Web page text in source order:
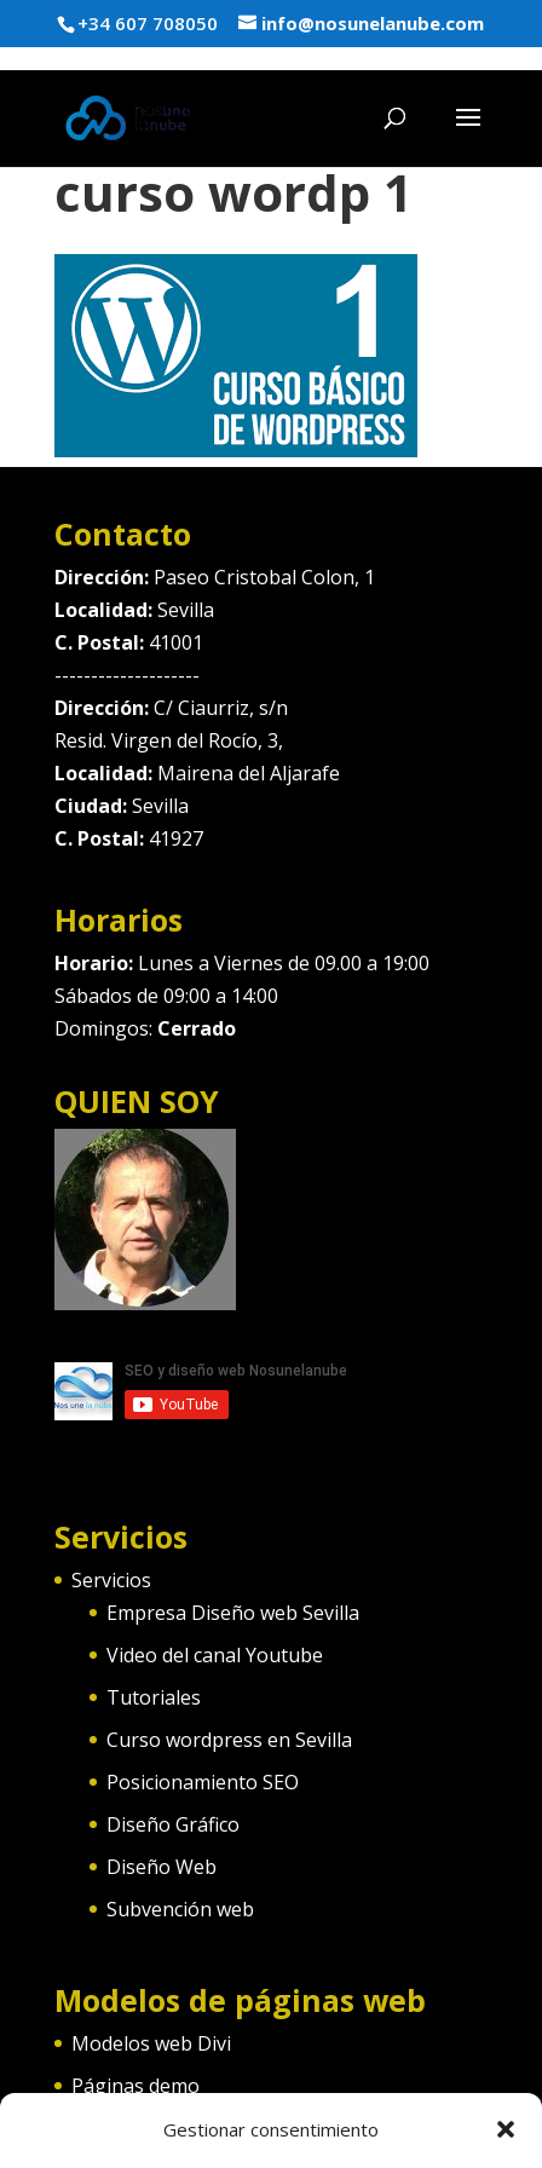
Gestionar consentimiento
+34 607 708050 info@nosunelanube.com
curso wordp 1
Contacto
Dirección: Paseo Cristobal Colon, 1
Localidad:Sevilla
C. Postal:41001
--------------------
Dirección:C/ Ciaurriz, s/n
Resid. Virgen del Rocío, 3,
Localidad:Mairena del Aljarafe
Ciudad:Sevilla
C. Postal:41927
Horarios
Horario:Lunes a Viernes de 09.00 a 19:00
Sábados de 09:00 a 14:00
Domingos: Cerrado
QUIEN SOY
Servicios
Servicios
Empresa Diseño web Sevilla
Video del canal Youtube
Tutoriales
Curso wordpress en Sevilla
Posicionamiento SEO
Diseño Gráfico
Diseño Web
Subvención web
Modelos de páginas web
Modelos web Divi
Páginas demo
Web convento